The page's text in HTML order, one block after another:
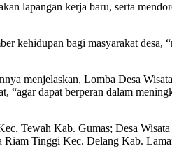
lapangan kerja baru, serta
kehidupan bagi masyarakat desa,
menjelaskan, Lomba Desa
dapat berperan dalam
Tewah Kab. Gumas; Desa
Tinggi Kec. Delang Kab.